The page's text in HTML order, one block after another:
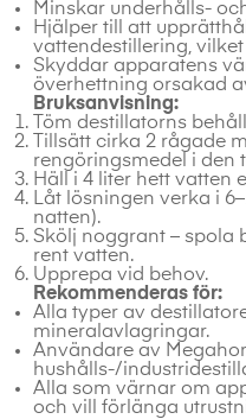
Minskar underhålls-
Hjälper till att
vattendestillering,
Skyddar apparatens
överhettning orsakad
Bruksanvisning:
Töm destillatorns
Tillsätt cirka 2 rågade
rengöringsmedel i den
Häll i 4 liter hett vatten
Låt lösningen verka i
natten).
Skölj noggrant – spola
rent vatten.
Upprepa vid behov.
Rekommenderas för:
Alla typer av
mineral­avlagringar.
Användare av
hushålls-/
Alla som värnar om
och vill förlänga